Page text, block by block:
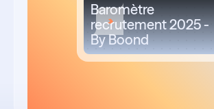
Baromètre
recrutement 2025 -
By Boond